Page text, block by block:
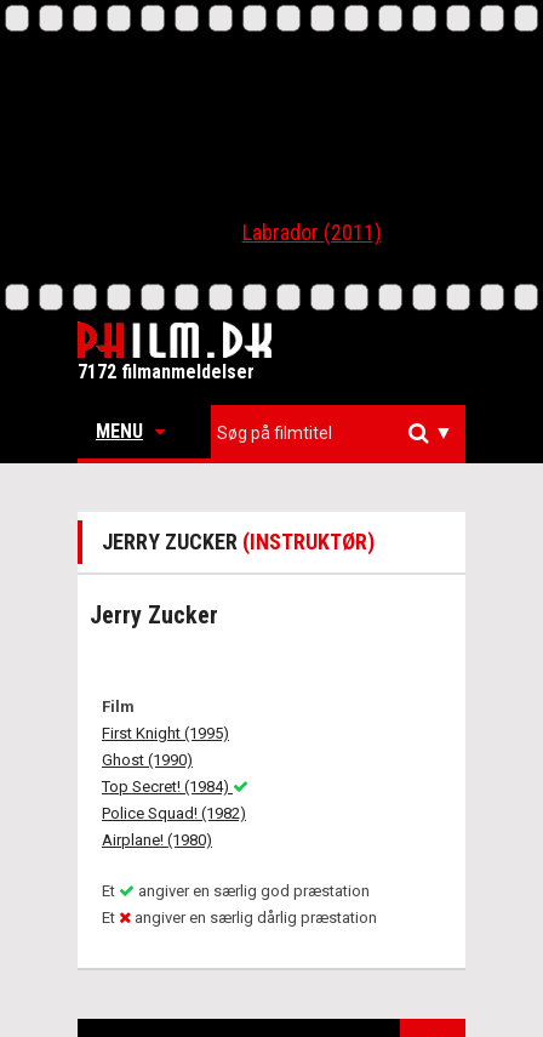
Labrador (2011)
7172 filmanmeldelser
MENU ▼
JERRY ZUCKER (INSTRUKTØR)
Jerry Zucker
Film
First Knight (1995)
Ghost (1990)
Top Secret! (1984)
Police Squad! (1982)
Airplane! (1980)
Et
angiver en særlig god præstation
Et
angiver en særlig dårlig præstation